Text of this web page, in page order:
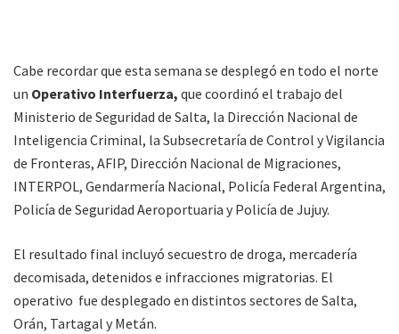
Cabe recordar que esta semana se desplegó en todo el norte
un Operativo Interfuerza, que coordinó el trabajo del
Ministerio de Seguridad de Salta, la Dirección Nacional de
Inteligencia Criminal, la Subsecretaría de Control y Vigilancia
de Fronteras, AFIP, Dirección Nacional de Migraciones,
INTERPOL, Gendarmería Nacional, Policía Federal Argentina,
Policía de Seguridad Aeroportuaria y Policía de Jujuy.
El resultado final incluyó secuestro de droga, mercadería
decomisada, detenidos e infracciones migratorias. El
operativo fue desplegado en distintos sectores de Salta,
Orán, Tartagal y Metán.